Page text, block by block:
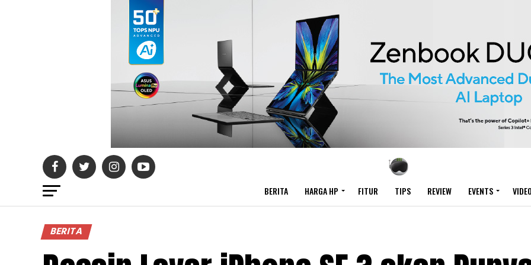
BERITA HARGA HP FITUR TIPS REVIEW EVENTS
BERITA